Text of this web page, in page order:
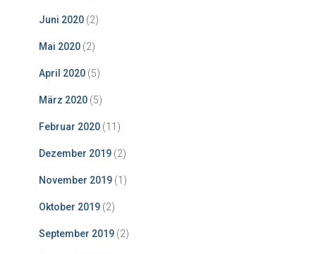
Juni 2020 (2)
Mai 2020 (2)
April 2020 (5)
März 2020 (5)
Februar 2020 (11)
Dezember 2019 (2)
November 2019 (1)
Oktober 2019 (2)
September 2019 (2)